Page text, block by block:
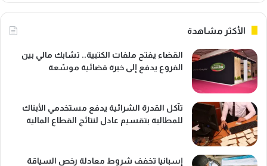
الأكثر مشاهدة
القضاء يفتح ملفات الكتبية.. تشابك مالي بين
الفروع يدفع إلى خبرة قضائية موسّعة
تآكل القدرة الشرائية يدفع مستخدمي الأبناك
للمطالبة بتقسيم عادل لنتائج القطاع المالية
إسبانيا تخفف شروط معادلة رخص السياقة